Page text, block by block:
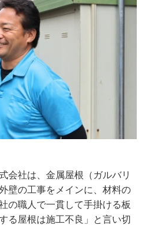
会社は、金属屋根（ガルバリ
壁の工事をメインに、材料の
の職人で一貫して手掛ける板
る屋根は施工不良」と言い切